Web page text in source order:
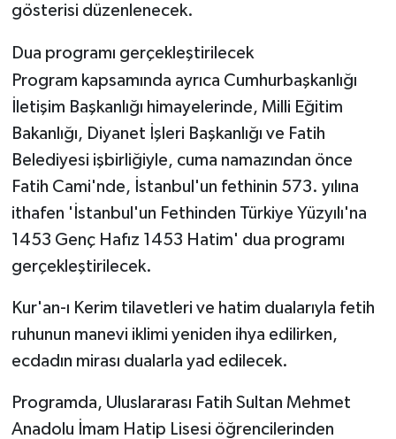
gösterisi düzenlenecek.
Dua programı gerçekleştirilecek
Program kapsamında ayrıca Cumhurbaşkanlığı
İletişim Başkanlığı himayelerinde, Milli Eğitim
Bakanlığı, Diyanet İşleri Başkanlığı ve Fatih
Belediyesi işbirliğiyle, cuma namazından önce
Fatih Cami'nde, İstanbul'un fethinin 573. yılına
ithafen 'İstanbul'un Fethinden Türkiye Yüzyılı'na
1453 Genç Hafız 1453 Hatim' dua programı
gerçekleştirilecek.
Kur'an-ı Kerim tilavetleri ve hatim dualarıyla fetih
ruhunun manevi iklimi yeniden ihya edilirken,
ecdadın mirası dualarla yad edilecek.
Programda, Uluslararası Fatih Sultan Mehmet
Anadolu İmam Hatip Lisesi öğrencilerinden